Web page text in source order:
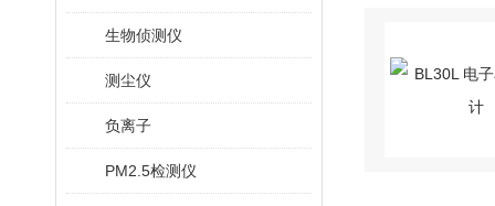
生物侦测仪
测尘仪
负离子
PM2.5检测仪